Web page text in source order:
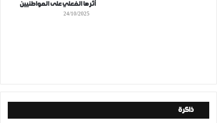
أثرها الفعلي على المواطنيين
24/10/2025
ذاكرة